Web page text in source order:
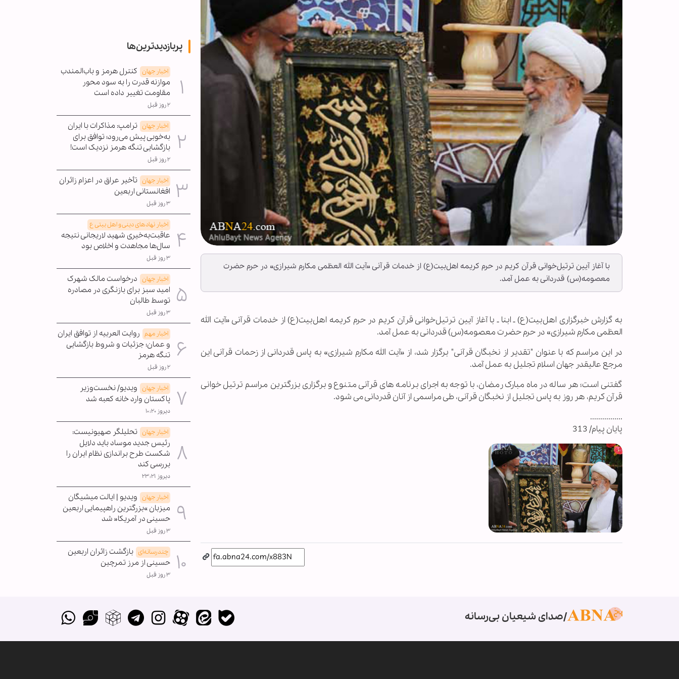
با آغاز آیین ترتیل‌خوانی قرآن کریم در حرم کریمه اهل‌بیت(ع) از خدمات قرآنی «آیت الله العظمی مکارم شیرازی» در حرم حضرت
معصومه(س) قدردانی به عمل آمد.
به گزارش خبرگزاری اهل‌بیت(ع) ـ ابنا ـ با آغاز آیین ترتیل‌خوانی قرآن کریم در حرم کریمه اهل‌بیت(ع) از خدمات قرآنی «آیت الله
العظمی مکارم شیرازی» در حرم حضرت معصومه(س) قدردانی به عمل آمد.
در این مراسم که با عنوان "تقدیر از نخبگان قرآنی" برگزار شد، از «آیت الله مکارم شیرازی» به پاس قدردانی از زحمات قرآنی این
مرجع عالیقدر جهان اسلام تجلیل به عمل آمد.
گفتنی است؛ هر ساله در ماه مبارک رمضان، با توجه به اجرای برنامه های قرآنی متنوع و برگزاری بزرگترین مراسم ترتیل خوانی
قرآن کریم، هر روز به پاس تجلیل از نخبگان قرآنی، طی مراسمی از آنان قدردانی می شود.
................
پایان پیام/ 313
پربازدیدترین‌ها
اخبار جهان کنترل هرمز و باب‌المندب
موازنه قدرت را به سود محور
مقاومت تغییر داده است
۲ روز قبل
اخبار جهان ترامپ: مذاکرات با ایران
به‌خوبی پیش می‌رود؛ توافق برای
بازگشایی تنگه هرمز نزدیک است!
۲ روز قبل
اخبار جهان تأخیر عراق در اعزام زائران
افغانستانی اربعین
۳ روز قبل
اخبار نهادهای دینی و اهل بیتی ع
عاقبت‌به‌خیری شهید لاریجانی نتیجه
سال‌ها مجاهدت و اخلاص بود
۳ روز قبل
اخبار جهان درخواست مالک شهرک
امید سبز برای بازنگری در مصادره
توسط طالبان
۳ روز قبل
اخبار مهم روایت العربیه از توافق ایران
و عمان؛ جزئیات و شروط بازگشایی
تنگه هرمز
۲ روز قبل
اخبار جهان ویدیو/ نخست‌وزیر
پاکستان وارد خانه کعبه شد
دیروز ۱۰:۲۰
اخبار جهان تحلیلگر صهیونیست:
رئیس جدید موساد باید دلایل
شکست طرح براندازی نظام ایران را
بررسی کند
دیروز ۲۳:۲۱
اخبار جهان ویدیو | ایالت میشیگان
میزبان »بزرگترین راهپیمایی اربعین
حسینی در آمریکا« شد
۳ روز قبل
چندرسانه‌ای بازگشت زائران اربعین
حسینی از مرز تمرچین
۳ روز قبل
صدای شیعیان بی‌رسانه